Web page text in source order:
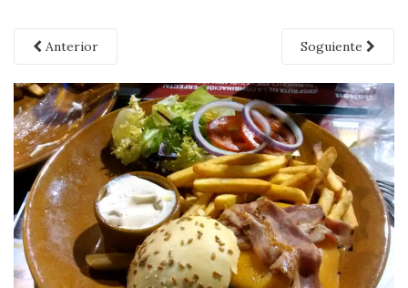
Anterior Soguiente